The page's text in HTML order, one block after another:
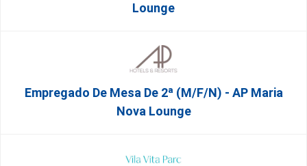
Lounge
Empregado De Mesa De 2ª (M/F/N) - AP Maria
Nova Lounge